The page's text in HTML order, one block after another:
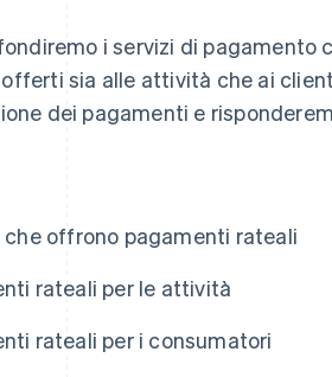
i servizi di pagamento
sia alle attività che ai
dei pagamenti e
offrono pagamenti rateali
rateali per le attività
rateali per i consumatori